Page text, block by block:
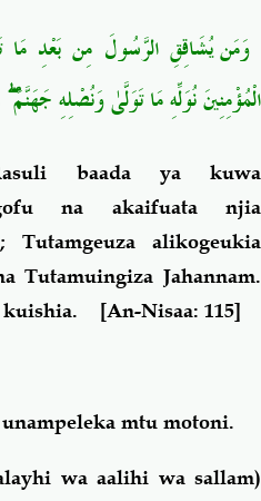
وَمَن يُشَاقِقِ الرَّسُولَ مِن بَعْدِ مَا
الْمُؤْمِنِينَ نُوَلِّهِ مَا تَوَلَّىٰ وَنُصْلِهِ
baada ya kuwa
na akaifuata njia
alikogeukia
Tutamuingiza Jahannam.
kuishia.
[An-Nisaa: 115]
mtu motoni.
wa aalihi wa sallam)